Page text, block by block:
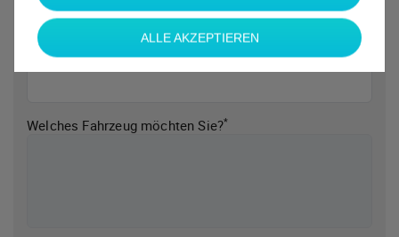
Welches Fahrzeug möchten Sie?*
ALLE AKZEPTIEREN